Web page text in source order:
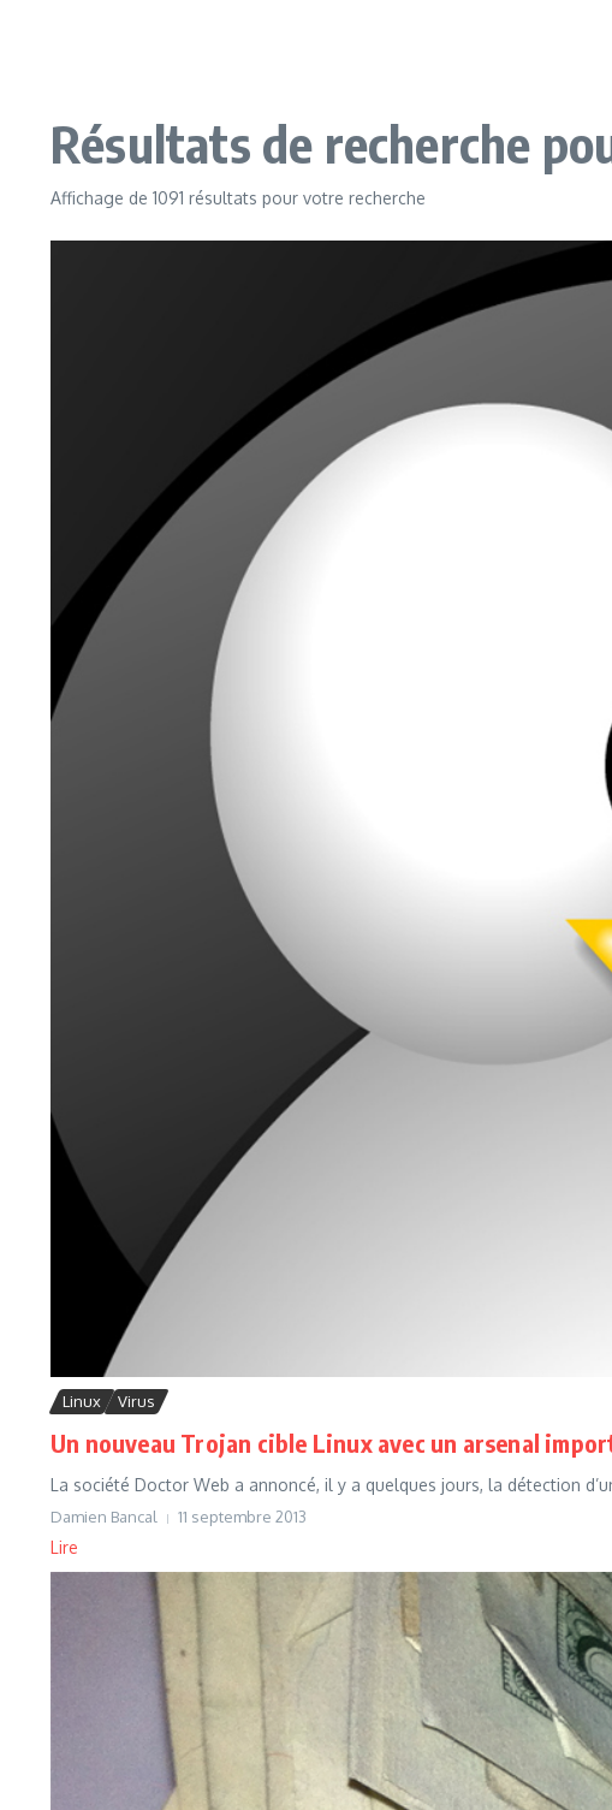
Résultats de recherche
Affichage de 1091 résultats pour votre recherche
Linux Virus
Un nouveau Trojan cible Linux avec un arsenal
La société Doctor Web a annoncé, il y a quelques jours, la détection
Damien Bancal 11 septembre 2013
Lire